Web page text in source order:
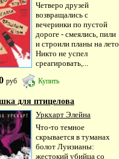
Четверо друзей
возвращались с
вечеринки по пустой
дороге - смеялись, пили
и строили планы на
Никто не успел
среагировать,...
руб Купить
для птицелова
Уркхарт Элейна
Что-то темное
скрывается в туманах
болот Луизианы:
жестокий убийца со